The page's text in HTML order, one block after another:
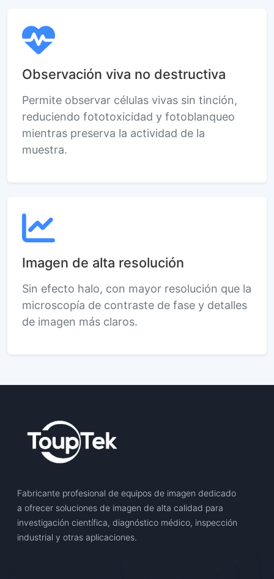
Observación viva no destructiva
Permite observar células vivas sin tinción,
reduciendo fototoxicidad y fotoblanqueo
mientras preserva la actividad de la
muestra.
Imagen de alta resolución
Sin efecto halo, con mayor resolución que la
microscopía de contraste de fase y detalles
de imagen más claros.
Fabricante profesional de equipos de imagen dedicado
a ofrecer soluciones de imagen de alta calidad para
investigación científica, diagnóstico médico, inspección
industrial y otras aplicaciones.